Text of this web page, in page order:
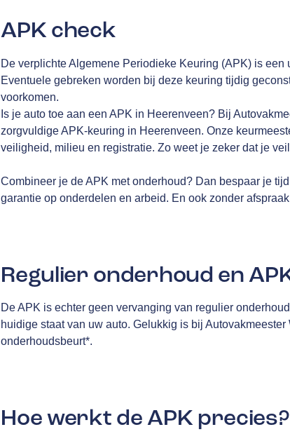
APK check
De verplichte Algemene Periodieke Keuring (APK) is
Eventuele gebreken worden bij deze keuring tijdig
voorkomen.
Is je auto toe aan een APK in Heerenveen? Bij
zorgvuldige APK-keuring in Heerenveen. Onze
veiligheid, milieu en registratie. Zo weet je zeker dat je
Combineer je de APK met onderhoud? Dan bespaar je
garantie op onderdelen en arbeid. En ook zonder
Regulier onderhoud en
De APK is echter geen vervanging van regulier
huidige staat van uw auto. Gelukkig is bij
onderhoudsbeurt*.
Hoe werkt de APK precies?